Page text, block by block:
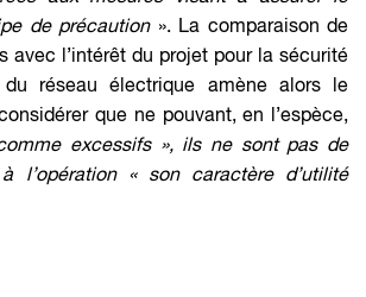
de précaution ». La comparaison de
avec l’intérêt du projet pour la sécurité
réseau électrique amène alors le
que ne pouvant, en l’espèce,
excessifs », ils ne sont pas de
l’opération « son caractère d’utilité